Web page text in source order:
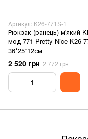
Артикул: K26-771S-1
Рюкзак (ранець) м'який
мод 771 Pretty Nice K26-
36*25*12см
2 520 грн 2 772 грн